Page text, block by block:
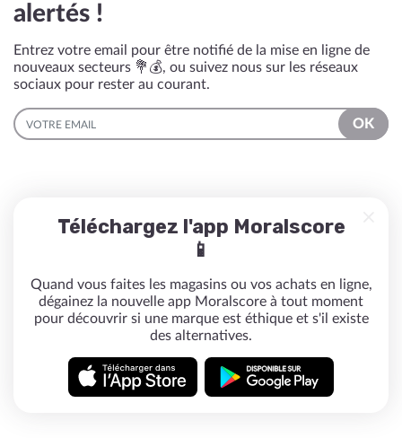
alertés !
Entrez votre email pour être notifié de la mise en ligne de
nouveaux secteurs 💐💰, ou suivez nous sur les réseaux
sociaux pour rester au courant.
EMAIL
OK
Téléchargez l'app Moralscore
📱
Quand vous faites les magasins ou vos achats en ligne,
dégainez la nouvelle app Moralscore à tout moment
pour découvrir si une marque est éthique et s'il existe
des alternatives.